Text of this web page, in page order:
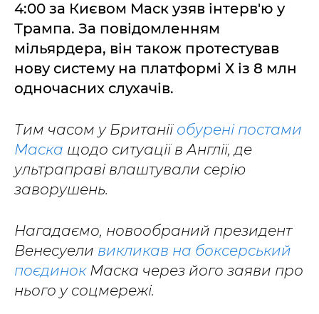
4:00 за Києвом Маск узяв інтерв'ю у
Трампа. За повідомленням
мільярдера, він також протестував
нову систему на платформі Х із 8 млн
одночасних слухачів.
Тим часом у Британії обурені постами
Маска щодо ситуації в Англії, де
ультраправі влаштували серію
заворушень.
Нагадаємо, новообраний президент
Венесуели викликав на боксерський
поєдинокМаска через його заяви про
нього у соцмережі.